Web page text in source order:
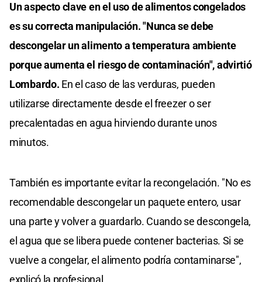
Un aspecto clave en el uso de alimentos congelados
es su correcta manipulación. "Nunca se debe
descongelar un alimento a temperatura ambiente
porque aumenta el riesgo de contaminación", advirtió
Lombardo. En el caso de las verduras, pueden
utilizarse directamente desde el freezer o ser
precalentadas en agua hirviendo durante unos
minutos.
También es importante evitar la recongelación. "No es
recomendable descongelar un paquete entero, usar
una parte y volver a guardarlo. Cuando se descongela,
el agua que se libera puede contener bacterias. Si se
vuelve a congelar, el alimento podría contaminarse",